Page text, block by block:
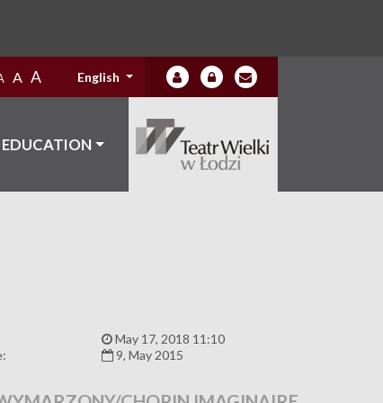
A A English
EDUCATION
May 17, 2018 11:10
9, May 2015